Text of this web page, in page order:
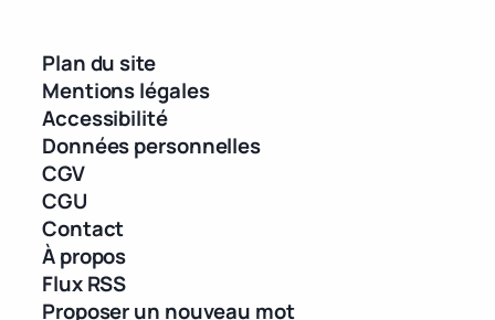
Plan du site
Mentions légales
Accessibilité
Données personnelles
CGV
CGU
Contact
À propos
Flux RSS
Proposer un nouveau mot